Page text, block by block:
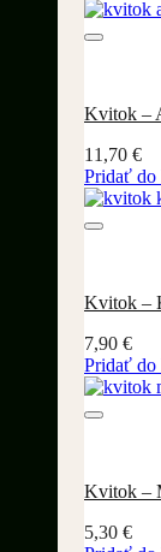
Kvitok –
11,70 €
Pridať do
Kvitok –
7,90 €
Pridať do
Kvitok –
5,30 €